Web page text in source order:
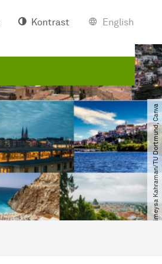
Kontrast English
© Rümeysa Kahraman​/​TU Dortmund, Canva